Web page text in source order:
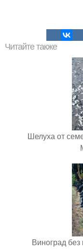
Читайте также
Шелуха от
Виноград